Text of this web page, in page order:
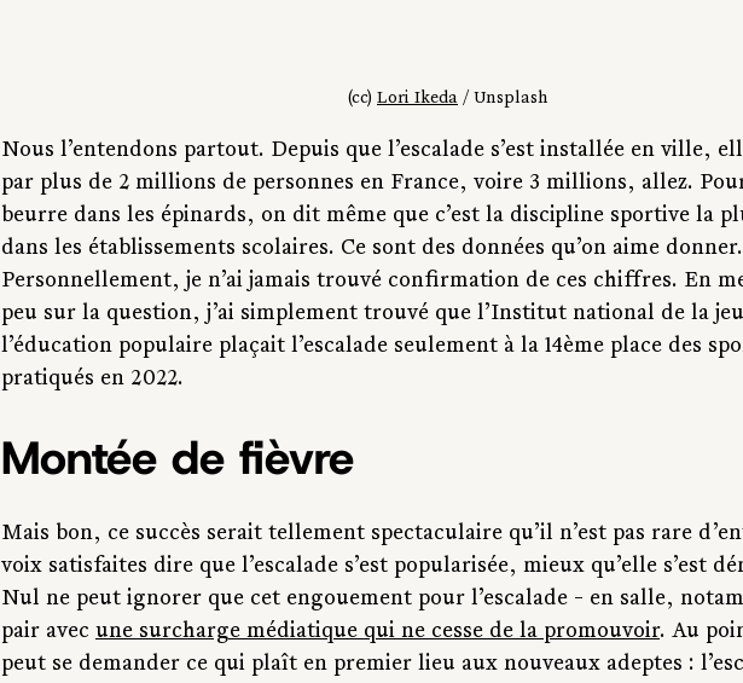
(cc) Lori Ikeda / Unsplash
Nous l’entendons partout. Depuis que l’escalade s’est installée en ville,
par plus de 2 millions de personnes en France, voire 3 millions, allez.
beurre dans les épinards, on dit même que c’est la discipline sportive la
dans les établissements scolaires. Ce sont des données qu’on aime donner.
Personnellement, je n’ai jamais trouvé confirmation de ces chiffres. En
peu sur la question, j’ai simplement trouvé que l’Institut national de la
l’éducation populaire plaçait l’escalade seulement à la 14ème place des
pratiqués en 2022.
Montée de fièvre
Mais bon, ce succès serait tellement spectaculaire qu’il n’est pas rare
voix satisfaites dire que l’escalade s’est popularisée, mieux qu’elle s’est
Nul ne peut ignorer que cet engouement pour l’escalade - en salle,
pair avec une surcharge médiatique qui ne cesse de la promouvoir. Au
peut se demander ce qui plaît en premier lieu aux nouveaux adeptes :